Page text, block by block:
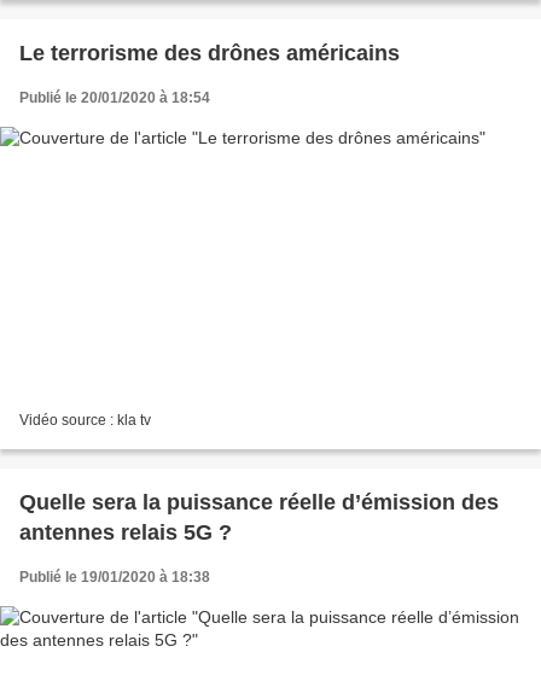
Le terrorisme des drônes américains
Publié le 20/01/2020 à 18:54
Vidéo source : kla tv
Quelle sera la puissance réelle d’émission des
antennes relais 5G ?
Publié le 19/01/2020 à 18:38